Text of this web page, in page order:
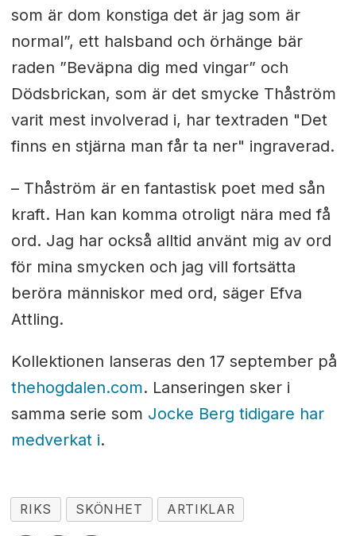
som är dom konstiga det är jag som är
normal”, ett halsband och örhänge bär
raden ”Beväpna dig med vingar” och
Dödsbrickan, som är det smycke Thåström
varit mest involverad i, har textraden "Det
finns en stjärna man får ta ner" ingraverad.
– Thåström är en fantastisk poet med sån
kraft. Han kan komma otroligt nära med få
ord. Jag har också alltid använt mig av ord
för mina smycken och jag vill fortsätta
beröra människor med ord, säger Efva
Attling.
Kollektionen lanseras den 17 september på
thehogdalen.com. Lanseringen sker i
samma serie som Jocke Berg tidigare har
medverkat i.
RIKS SKÖNHET ARTIKLAR